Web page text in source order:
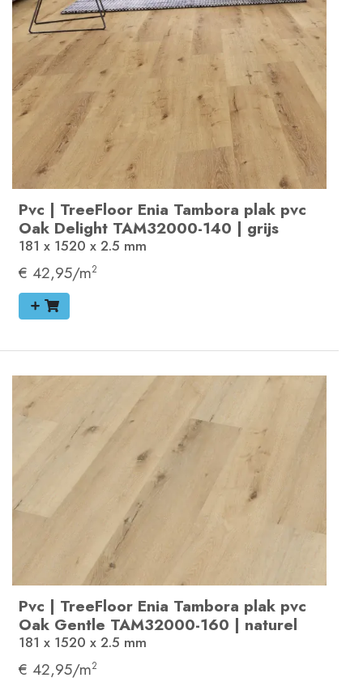
Pvc | TreeFloor Enia Tambora plak pvc
Oak Delight TAM32000-140 | grijs
181 x 1520 x 2.5 mm
€ 42,95/m2
Pvc | TreeFloor Enia Tambora plak pvc
Oak Gentle TAM32000-160 | naturel
181 x 1520 x 2.5 mm
€ 42,95/m2